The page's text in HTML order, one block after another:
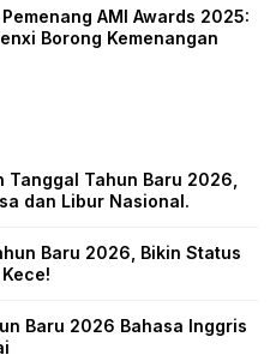
AMI Awards 2025:
Borong Kemenangan
Tanggal Tahun Baru 2026,
dan Libur Nasional.
Baru 2026, Bikin Status
Baru 2026 Bahasa Inggris